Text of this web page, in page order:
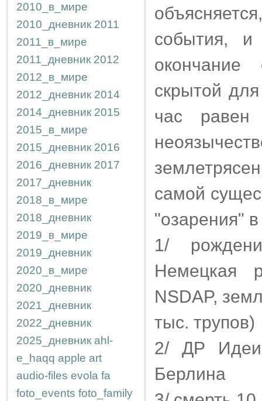
2010_в_мире
2010_дневник 2011
2011_в_мире
2011_дневник 2012
2012_в_мире
2012_дневник 2014
2014_дневник 2015
2015_в_мире
2015_дневник 2016
2016_дневник 2017
2017_дневник
2018_в_мире
2018_дневник
2019_в_мире
2019_дневник
2020_в_мире
2020_дневник
2021_дневник
2022_дневник
2025_дневник ahl-
e_haqq apple art
audio-files evola fa
foto_events foto_family
события,
окончание
скрытой
час равен
самой
"озарения"
1/
Немецкая
NSDAP,
тыс. трупов)
2/ ДР
Берлина